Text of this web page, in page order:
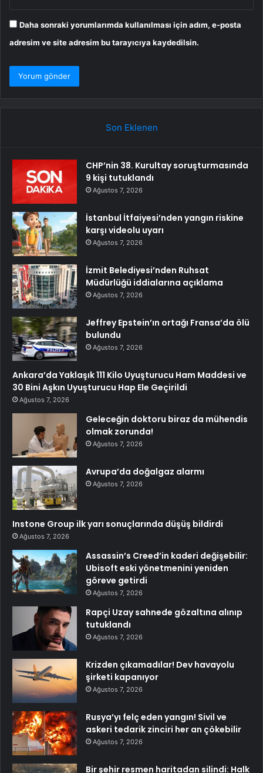
Daha sonraki yorumlarımda kullanılması için adım, e-posta
adresim ve site adresim bu tarayıcıya kaydedilsin.
Son Eklenen
CHP’nin 38. Kurultay soruşturmasında
9 kişi tutuklandı
Ağustos 7, 2026
İstanbul İtfaiyesi’nden yangın riskine
karşı videolu uyarı
Ağustos 7, 2026
İzmit Belediyesi’nden Ruhsat
Müdürlüğü iddialarına açıklama
Ağustos 7, 2026
Jeffrey Epstein’ın ortağı Fransa’da ölü
bulundu
Ağustos 7, 2026
Ankara’da Yaklaşık 111 Kilo Uyuşturucu Ham Maddesi ve
30 Bini Aşkın Uyuşturucu Hap Ele Geçirildi
Ağustos 7, 2026
Geleceğin doktoru biraz da mühendis
olmak zorunda!
Ağustos 7, 2026
Avrupa’da doğalgaz alarmı
Ağustos 7, 2026
Instone Group ilk yarı sonuçlarında düşüş bildirdi
Ağustos 7, 2026
Assassin’s Creed’in kaderi değişebilir:
Ubisoft eski yönetmenini yeniden
göreve getirdi
Ağustos 7, 2026
Rapçi Uzay sahnede gözaltına alınıp
tutuklandı
Ağustos 7, 2026
Krizden çıkamadılar! Dev havayolu
şirketi kapanıyor
Ağustos 7, 2026
Rusya’yı felç eden yangın! Sivil ve
askeri tedarik zinciri her an çökebilir
Ağustos 7, 2026
Bir şehir resmen haritadan silindi: Halk